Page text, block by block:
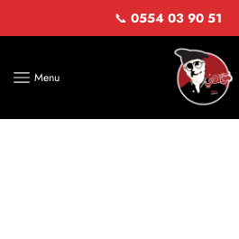
📞 0554 03 90 51
Menu